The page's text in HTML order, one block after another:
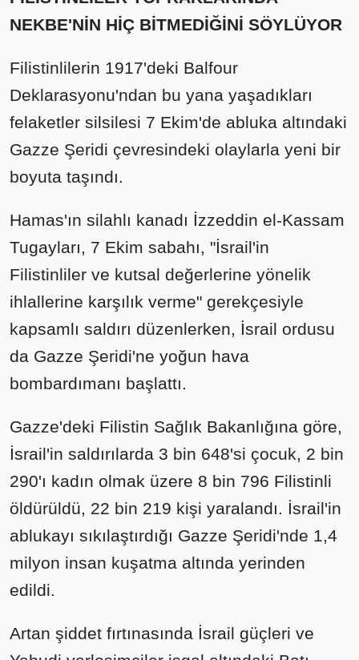
NEKBE'NİN HİÇ BİTMEDİĞİNİ SÖYLÜYOR
Filistinlilerin 1917'deki Balfour
Deklarasyonu'ndan bu yana yaşadıkları
felaketler silsilesi 7 Ekim'de abluka altındaki
Gazze Şeridi çevresindeki olaylarla yeni bir
boyuta taşındı.
Hamas'ın silahlı kanadı İzzeddin el-Kassam
Tugayları, 7 Ekim sabahı, "İsrail'in
Filistinliler ve kutsal değerlerine yönelik
ihlallerine karşılık verme" gerekçesiyle
kapsamlı saldırı düzenlerken, İsrail ordusu
da Gazze Şeridi'ne yoğun hava
bombardımanı başlattı.
Gazze'deki Filistin Sağlık Bakanlığına göre,
İsrail'in saldırılarda 3 bin 648'si çocuk, 2 bin
290'ı kadın olmak üzere 8 bin 796 Filistinli
öldürüldü, 22 bin 219 kişi yaralandı. İsrail'in
ablukayı sıkılaştırdığı Gazze Şeridi'nde 1,4
milyon insan kuşatma altında yerinden
edildi.
Artan şiddet fırtınasında İsrail güçleri ve